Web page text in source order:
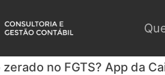
zerado no FGTS? App da